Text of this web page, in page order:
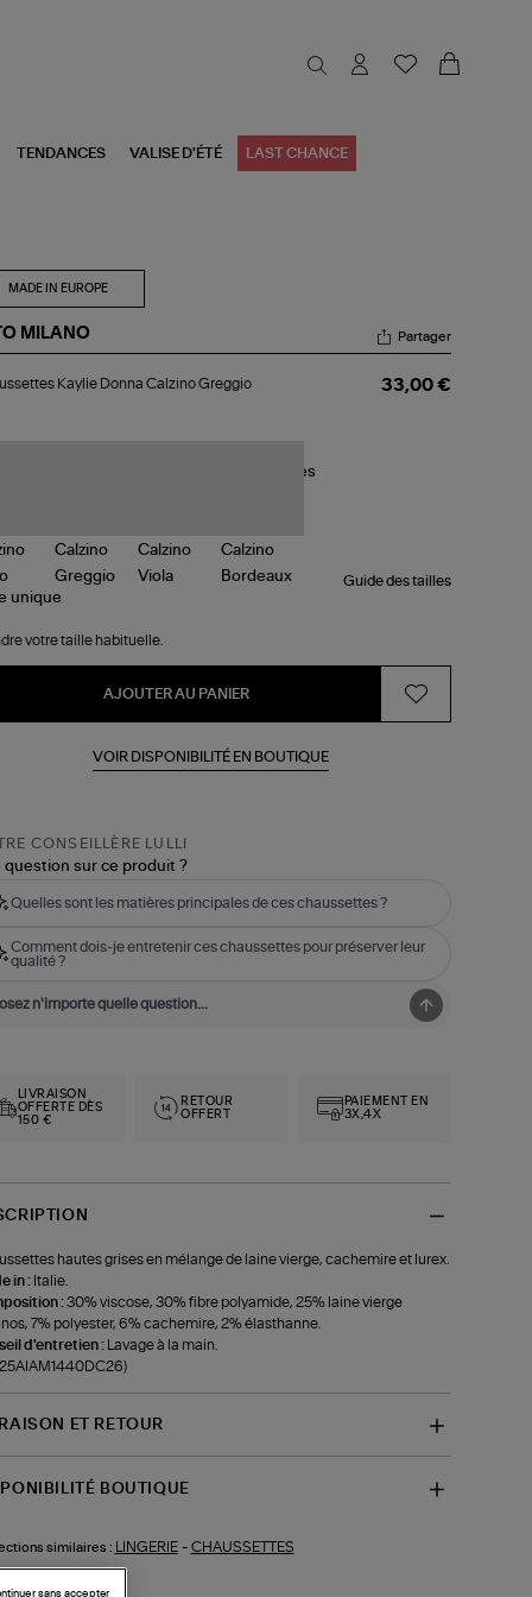
TENDANCES VALISE D'ÉTÉ LAST CHANCE
MADE IN EUROPE
MILANO Partager
Kaylie Donna Calzino Greggio 33,00 €
Guide des tailles
unique
votre taille habituelle.
AJOUTER AU PANIER
VOIR DISPONIBILITÉ EN BOUTIQUE
CONSEILLÈRE LULLI
question sur ce produit ?
Quelles sont les matières principales de ces chaussettes ?
Comment dois-je entretenir ces chaussettes pour préserver leur
qualité ?
LIVRAISON
OFFERTE DÈS
150 €
RETOUR
OFFERT
PAIEMENT EN
3X,4X
hautes grises en mélange de laine vierge, cachemire et lurex.
in : Italie.
:30% viscose, 30% fibre polyamide, 25% laine vierge
7% polyester, 6% cachemire, 2% élasthanne.
d'entretien :
Lavage à la main.
ET RETOUR
BOUTIQUE
similaires : LINGERIE- CHAUSSETTES
sans accepter